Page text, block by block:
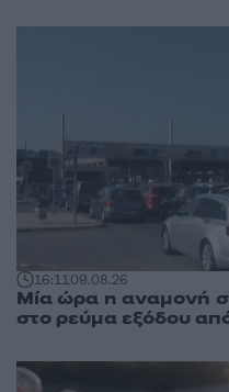
16:1109.08.26
Μία ώρα η αναμονή
στο ρεύμα εξόδου